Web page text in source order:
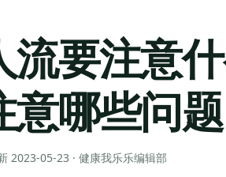
流要注意
意哪些问
2023-05-23 · 健康我乐乐编辑部